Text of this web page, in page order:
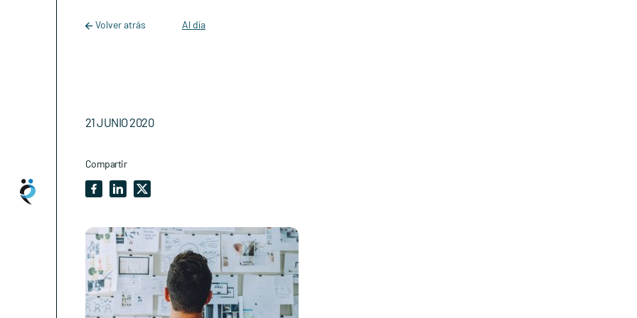
Main Navigation
Volver atrás Al día
21 JUNIO 2020
Compartir